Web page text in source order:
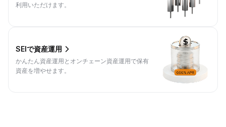
利用いただけます。
SEIで資産運用
かんたん資産運用とオンチェーン資産運用で保有
資産を増やせます。